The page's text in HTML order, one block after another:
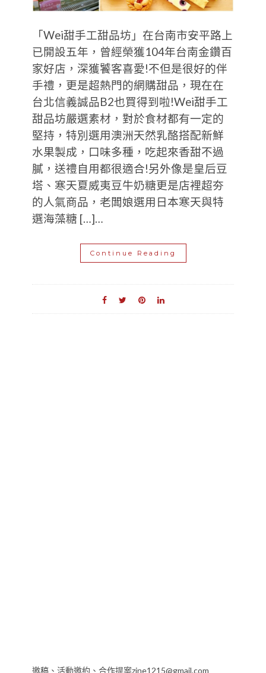
「Wei甜手工甜品坊」在台南市安平路上
已開設五年，曾經榮獲104年台南金鑽百
家好店，深獲饕客喜愛!不但是很好的伴
手禮，更是超熱門的網購甜品，現在在
台北信義誠品B2也買得到啦!Wei甜手工
甜品坊嚴選素材，對於食材都有一定的
堅持，特別選用澳洲天然乳酪搭配新鮮
水果製成，口味多種，吃起來香甜不過
膩，送禮自用都很適合!另外像是皇后豆
塔、寒天夏威夷豆牛奶糖更是店裡超夯
的人氣商品，老闆娘選用日本寒天與特
選海藻糖 […]…
Continue Reading
邀稿、活動邀約、合作提案zine1215@gmail.com